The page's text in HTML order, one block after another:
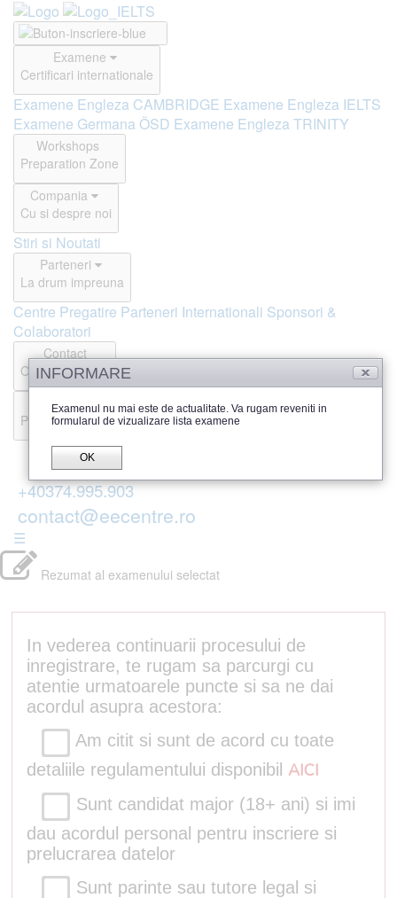
Examene
Certificari internationale
Examene Engleza CAMBRIDGE Examene Engleza IELTS
Examene Germana ÖSD Examene Engleza TRINITY
Workshops
Preparation Zone
Compania
Cu si despre noi
Stiri si Noutati
Parteneri
La drum impreuna
Centre Pregatire Parteneri Internationali Sponsori &
Colaboratori
Contact
Offline si Online
Recenzii
Parerea publicului
+40374.995.903
contact@eecentre.ro
☰
Rezumat al examenului selectat
In vederea continuarii procesului de
inregistrare, te rugam sa parcurgi cu
atentie urmatoarele puncte si sa ne dai
acordul asupra acestora:
Am citit si sunt de acord cu toate
detaliile regulamentului disponibil AICI
Sunt candidat major (18+ ani) si imi
dau acordul personal pentru inscriere si
prelucrarea datelor
Sunt parinte sau tutore legal si
INFORMARE
Examenul nu mai este de actualitate. Va rugam reveniti in
formularul de vizualizare lista examene
OK